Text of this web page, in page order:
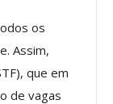
os
Assim,
que em
de vagas
Nossa
17 jul, 2026